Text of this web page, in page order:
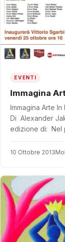
EVENTI
Immagina
Immagina Arte In
Di Alexander
edizione di: Nel
10 Ottobre 2013